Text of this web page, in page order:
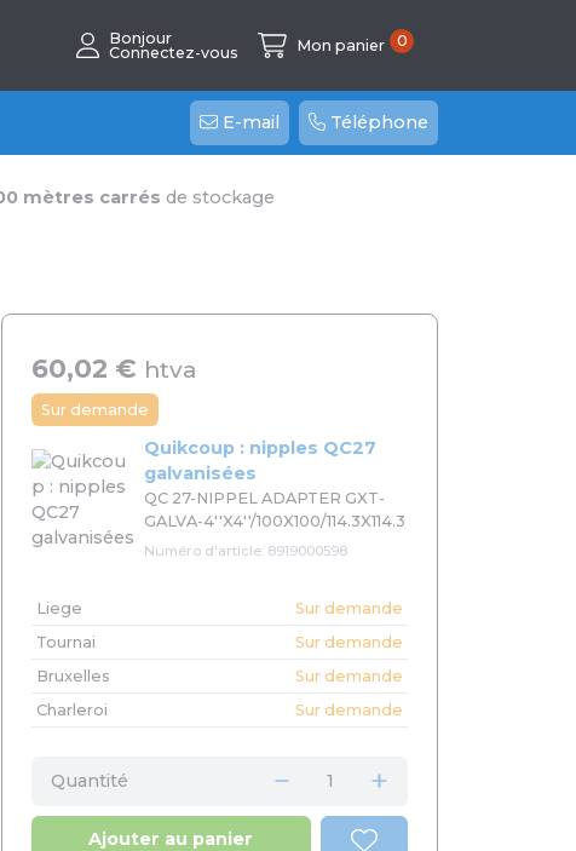
Bonjour
Connectez-vous
Mon panier 0
E-mail Téléphone
mètres carrés de stockage
60,02 € htva
Sur demande
Quikcoup : nipples QC27
galvanisées
QC 27-NIPPEL ADAPTER GXT-
GALVA-4''X4''/100X100/114.3X114.3
Numéro d'article: 8919000598
Liege
Sur demande
Tournai
Sur demande
Bruxelles
Sur demande
Charleroi
Sur demande
Quantité
Ajouter au panier